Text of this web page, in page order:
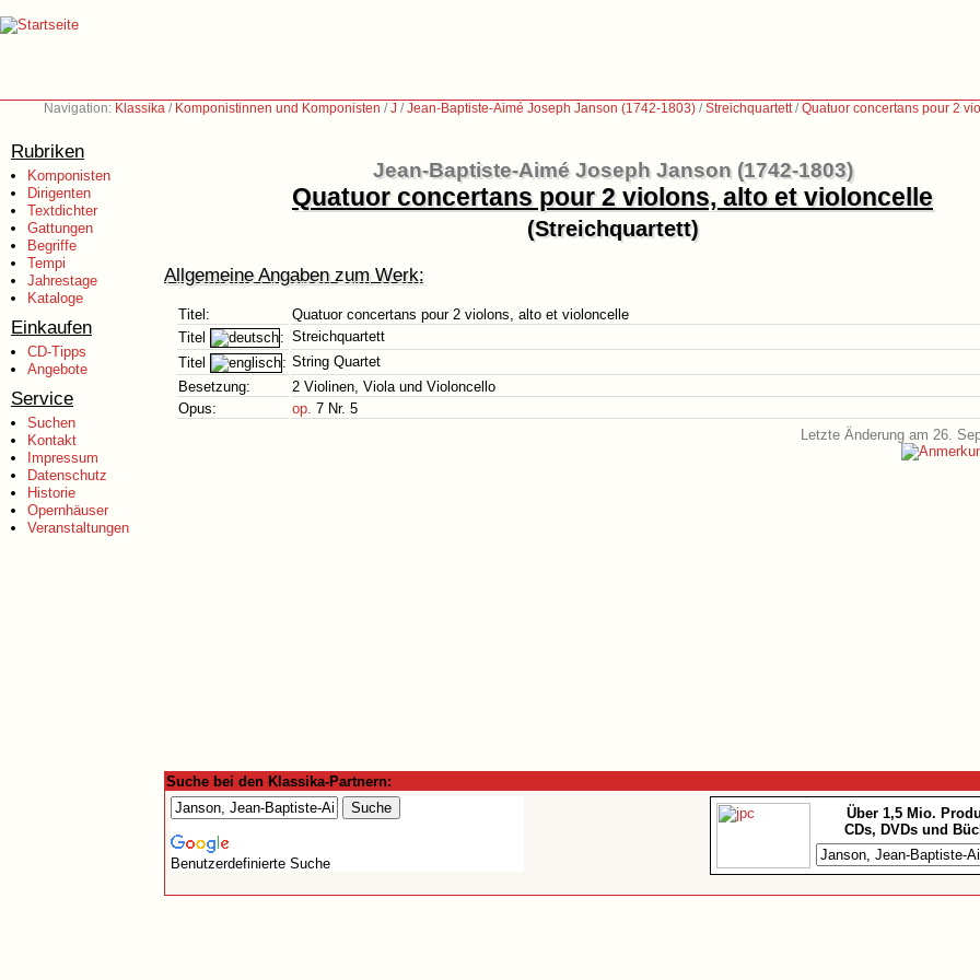
Navigation: Klassika / Komponistinnen und Komponisten /J /Jean-Baptiste-Aimé Joseph Janson (1742-1803) /Streichquartett/Quatuor concertans pour 2
Rubriken
Komponisten
Dirigenten
Textdichter
Gattungen
Begriffe
Tempi
Jahrestage
Kataloge
Einkaufen
CD-Tipps
Angebote
Service
Suchen
Kontakt
Impressum
Datenschutz
Historie
Opernhäuser
Veranstaltungen
Jean-Baptiste-Aimé Joseph Janson (1742-1803)
Quatuor concertans pour 2 violons, alto et violoncelle
(Streichquartett)
Allgemeine Angaben zum Werk:
Titel:
Quatuor concertans pour 2 violons, alto et violoncelle
Titel
: Streichquartett
Titel
: String Quartet
Besetzung:
2 Violinen, Viola und Violoncello
Opus:
op. 7 Nr. 5
Letzte Änderung am 26.
Suche bei den Klassika-Partnern:
Benutzerdefinierte Suche
Über 1,5 Mio.
CDs, DVDs und